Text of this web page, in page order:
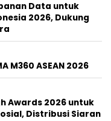
Data untuk
2026, Dukung
M360 ASEAN 2026
Awards 2026 untuk
Distribusi Siaran